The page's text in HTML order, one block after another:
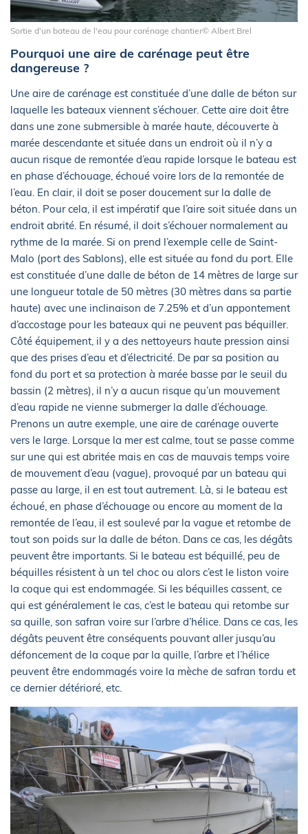
Sortie d'un bateau de l'eau pour carénage chantier© Albert Brel
Pourquoi une aire de carénage peut être
dangereuse ?
Une aire de carénage est constituée d’une dalle de béton sur
laquelle les bateaux viennent s’échouer. Cette aire doit être
dans une zone submersible à marée haute, découverte à
marée descendante et située dans un endroit où il n’y a
aucun risque de remontée d’eau rapide lorsque le bateau est
en phase d’échouage, échoué voire lors de la remontée de
l’eau. En clair, il doit se poser doucement sur la dalle de
béton. Pour cela, il est impératif que l’aire soit située dans un
endroit abrité. En résumé, il doit s’échouer normalement au
rythme de la marée. Si on prend l’exemple celle de Saint-
Malo (port des Sablons), elle est située au fond du port. Elle
est constituée d’une dalle de béton de 14 mètres de large sur
une longueur totale de 50 mètres (30 mètres dans sa partie
haute) avec une inclinaison de 7.25% et d’un appontement
d’accostage pour les bateaux qui ne peuvent pas béquiller.
Côté équipement, il y a des nettoyeurs haute pression ainsi
que des prises d’eau et d’électricité. De par sa position au
fond du port et sa protection à marée basse par le seuil du
bassin (2 mètres), il n’y a aucun risque qu’un mouvement
d’eau rapide ne vienne submerger la dalle d’échouage.
Prenons un autre exemple, une aire de carénage ouverte
vers le large. Lorsque la mer est calme, tout se passe comme
sur une qui est abritée mais en cas de mauvais temps voire
de mouvement d’eau (vague), provoqué par un bateau qui
passe au large, il en est tout autrement. Là, si le bateau est
échoué, en phase d’échouage ou encore au moment de la
remontée de l’eau, il est soulevé par la vague et retombe de
tout son poids sur la dalle de béton. Dans ce cas, les dégâts
peuvent être importants. Si le bateau est béquillé, peu de
béquilles résistent à un tel choc ou alors c’est le liston voire
la coque qui est endommagée. Si les béquilles cassent, ce
qui est généralement le cas, c’est le bateau qui retombe sur
sa quille, son safran voire sur l’arbre d’hélice. Dans ce cas, les
dégâts peuvent être conséquents pouvant aller jusqu’au
défoncement de la coque par la quille, l’arbre et l’hélice
peuvent être endommagés voire la mèche de safran tordu et
ce dernier détérioré, etc.